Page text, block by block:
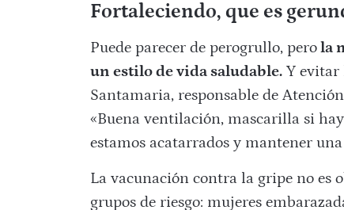
Fortaleciendo, que es
Puede parecer de perogrullo, perola
un estilo de vida saludable.Y evitar
Santamaria, responsable de
«Buena ventilación, mascarilla si
estamos acatarrados y mantener
La vacunación contra la gripe no es
grupos de riesgo: mujeres